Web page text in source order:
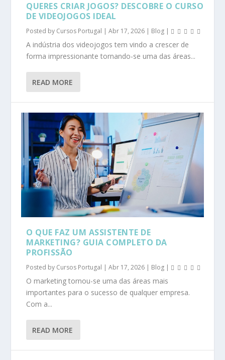
QUERES CRIAR JOGOS? DESCOBRE O CURSO
DE VIDEOJOGOS IDEAL
Posted by Cursos Portugal |Abr 17, 2026 | Blog |
A indústria dos videojogos tem vindo a crescer de
forma impressionante tornando-se uma das áreas...
READ MORE
O QUE FAZ UM ASSISTENTE DE
MARKETING? GUIA COMPLETO DA
PROFISSÃO
Posted by Cursos Portugal |Abr 17, 2026 | Blog |
O marketing tornou-se uma das áreas mais
importantes para o sucesso de qualquer empresa.
Com a...
READ MORE